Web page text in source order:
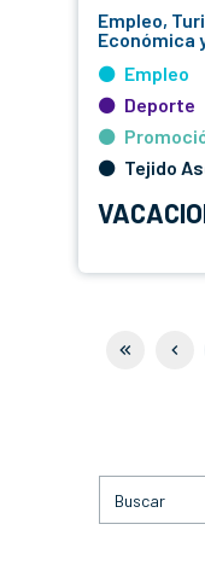
Empleo,
Económica
Empleo
Deporte
Tejido